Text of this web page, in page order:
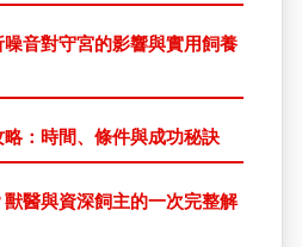
音對守宮的影響與實用飼養
：時間、條件與成功秘訣
醫與資深飼主的一次完整解